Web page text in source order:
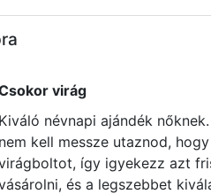
virág
Kiváló névnapi ajándék
nem kell messze utaznod,
így igyekezz azt
és a legszebbet